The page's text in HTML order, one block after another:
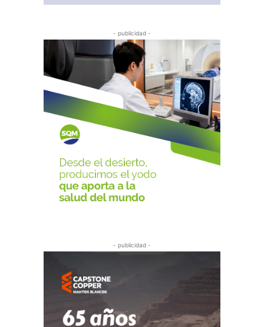
- publicidad -
- publicidad -